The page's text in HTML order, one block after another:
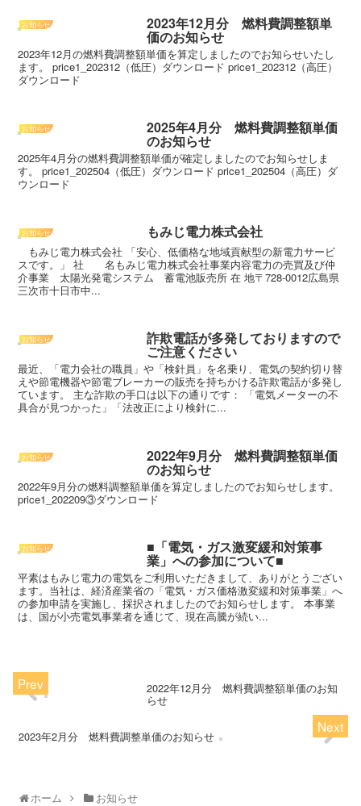
お知らせ 2023年12月分 燃料費調整額単
価のお知らせ
2023年12月の燃料費調整額単価を算定しましたのでお知らせいたし
ます。 price1_202312（低圧）ダウンロード price1_202312（高圧）
ダウンロード
お知らせ 2025年4月分 燃料費調整額単価
のお知らせ
2025年4月分の燃料費調整額単価が確定しましたのでお知らせしま
す。 price1_202504（低圧）ダウンロード price1_202504（高圧）ダ
ウンロード
お知らせ もみじ電力株式会社
もみじ電力株式会社 「安心、低価格な地域貢献型の新電力サービ
スです。」 社 名もみじ電力株式会社事業内容電力の売買及び仲
介事業 太陽光発電システム 蓄電池販売所 在 地〒728-0012広島県
三次市十日市中...
お知らせ 詐欺電話が多発しておりますので
ご注意ください
最近、「電力会社の職員」や「検針員」を名乗り、電気の契約切り替
えや節電機器や節電ブレーカーの販売を持ちかける詐欺電話が多発し
ています。 主な詐欺の手口は以下の通りです： 「電気メーターの不
具合が見つかった」「法改正により検針に...
お知らせ 2022年9月分 燃料費調整額単価
のお知らせ
2022年9月分の燃料調整額単価を算定しましたのでお知らせします。
price1_202209③ダウンロード
お知らせ ■「電気・ガス激変緩和対策事
業」への参加について■
平素はもみじ電力の電気をご利用いただきまして、ありがとうござい
ます。当社は、経済産業省の「電気・ガス価格激変緩和対策事業」へ
の参加申請を実施し、採択されましたのでお知らせします。 本事業
は、国が小売電気事業者を通じて、現在高騰が続い...
2022年12月分 燃料費調整額単価のお知
らせ
2023年2月分 燃料費調整単価のお知らせ
ホーム お知らせ